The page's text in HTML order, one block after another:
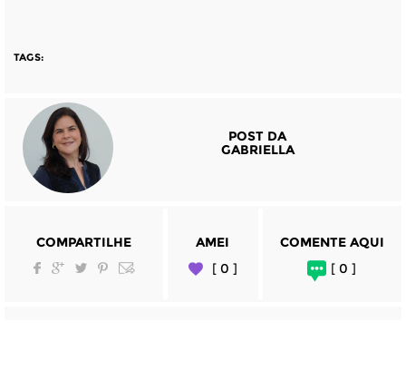
TAGS:
POST DA
GABRIELLA
COMPARTILHE
AMEI
[ 0 ]
COMENTE AQUI
[ 0 ]